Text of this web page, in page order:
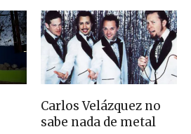
Carlos Velázquez no
sabe nada de metal